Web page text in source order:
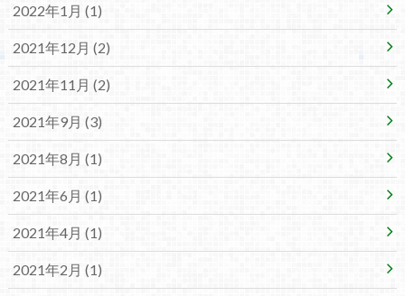
2022年1月 (1)
2021年12月 (2)
2021年11月 (2)
2021年9月 (3)
2021年8月 (1)
2021年6月 (1)
2021年4月 (1)
2021年2月 (1)